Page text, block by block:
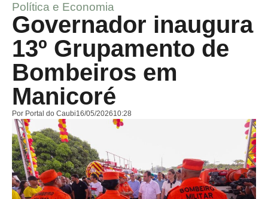
Política e Economia
Governador inaugura
13º Grupamento de
Bombeiros em
Manicoré
Por Portal do Caubi16/05/202610:28